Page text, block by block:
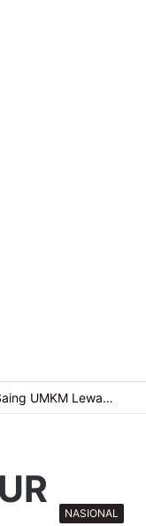
Pemkot Palembang Perkuat Daya Saing UMKM Lewat Seminar Transformasi Digital
NASIONAL